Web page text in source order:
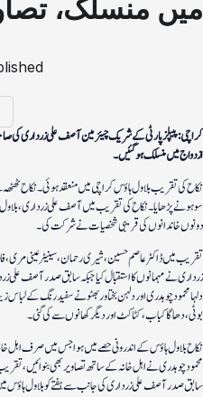
میں منسلک،
کراچی: پیپلز پارٹی کے شریک چیئرمین آصف علی زرداری کی
ازدواج میں منسلک ہو گئیں۔
نکاح کی تقریب بلاول ہاؤس کراچی میں منعقد ہوئی۔ نکاح ٹھٹھہ
سوہو نے پڑھایا۔نکاح کی تقریب میں آصف علی زرداری، بلاول
دونوں خاندانوں کی قریبی شخصیات نے شرکت کی۔
تقریب میں ڈاکٹر عاصم حسین، شیری رحمان، سینیٹر عینی مری،
زرداری نے مہمانوں کا استقبال کیا جبکہ سابق صدر آصف علی
دلہا محمود چوہدری اور دلہن بختاور بھٹو نے سفید رنگ کے
بوٹی، دھاگا کباب، کٹاکٹ اور دیگر کھانوں سے کی گئی۔
نکاح بلاول ہاؤس کے اندرونی حصے میں ہوا جس میں صرف اہل
سابق صدر آصف علی زرداری کی جانب سے ہفتے کو بلاول ہاؤس میں